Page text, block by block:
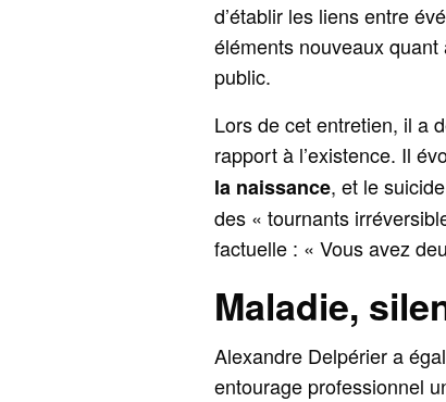
d’établir les liens entre
éléments nouveaux
public.
Lors de cet entretien, il a
rapport à l’existence. Il
la naissance, et le
des « tournants
factuelle : « Vous avez
Maladie,
Alexandre Delpérier a
entourage professionnel